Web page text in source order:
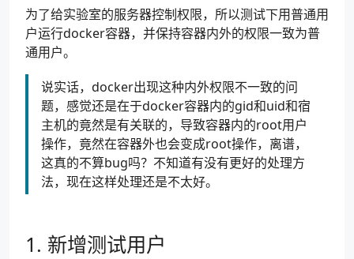
为了给实验室的服务器控制权限，所以测试下用普通用
户运行docker容器，并保持容器内外的权限一致为普
通用户。
说实话，docker出现这种内外权限不一致的问
题，感觉还是在于docker容器内的gid和uid和宿
主机的竟然是有关联的，导致容器内的root用户
操作，竟然在容器外也会变成root操作，离谱，
这真的不算bug吗？不知道有没有更好的处理方
法，现在这样处理还是不太好。
1. 新增测试用户